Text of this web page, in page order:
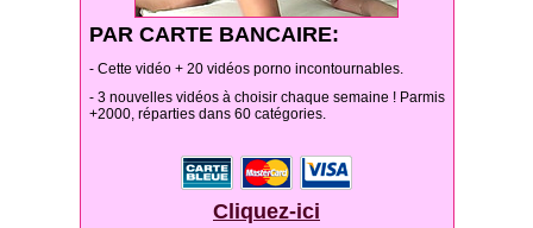
PAR CARTE BANCAIRE:
- Cette vidéo + 20 vidéos porno incontournables.
- 3 nouvelles vidéos à choisir chaque semaine ! Parmis
+2000, réparties dans 60 catégories.
Cliquez-ici